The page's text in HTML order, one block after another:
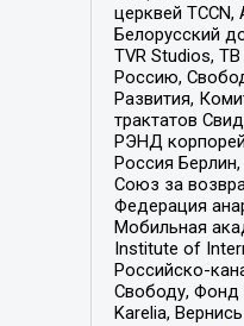
церквей
Белорусский
TVR Studios,
Россию,
Развития,
трактатов
РЭНД
Россия
Союз за
Федерация
Мобильная
Institute of
Российско-
Свободу, Фонд
Karelia,